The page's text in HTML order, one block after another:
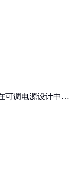
可调电源设计中的